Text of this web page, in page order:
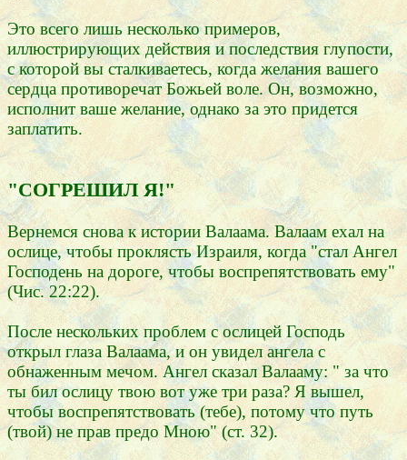
Это всего лишь несколько примеров,
иллюстрирующих действия и последствия глупости,
с которой вы сталкиваетесь, когда желания вашего
сердца противоречат Божьей воле. Он, возможно,
исполнит ваше желание, однако за это придется
заплатить.
"СОГРЕШИЛ Я!"
Вернемся снова к истории Валаама. Валаам ехал на
ослице, чтобы проклясть Израиля, когда "стал Ангел
Господень на дороге, чтобы воспрепятствовать ему"
(Чис. 22:22).
После нескольких проблем с ослицей Господь
открыл глаза Валаама, и он увидел ангела с
обнаженным мечом. Ангел сказал Валааму: " за что
ты бил ослицу твою вот уже три раза? Я вышел,
чтобы воспрепятствовать (тебе), потому что путь
(твой) не прав предо Мною" (ст. 32).